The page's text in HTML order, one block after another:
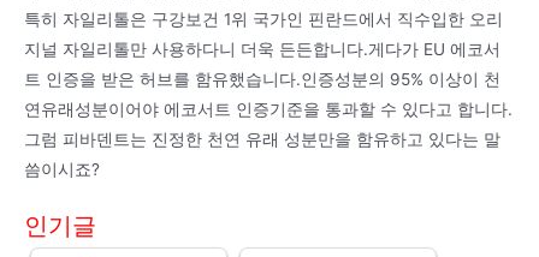
특히 자일리톨은 구강보건 1위 국가인 핀란드에서 직수입한 오리
지널 자일리톨만 사용하다니 더욱 든든합니다.게다가 EU 에코서
트 인증을 받은 허브를 함유했습니다.인증성분의 95% 이상이 천
연유래성분이어야 에코서트 인증기준을 통과할 수 있다고 합니다.
그럼 피바덴트는 진정한 천연 유래 성분만을 함유하고 있다는 말
씀이시죠?
인기글